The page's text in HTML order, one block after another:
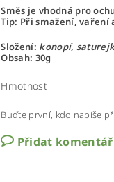
Směs je vhodná pro
Tip: Při smažení,
Složení: konopí,
Obsah: 30g
Hmotnost
Buďte první, kdo napíše
Přidat komentář